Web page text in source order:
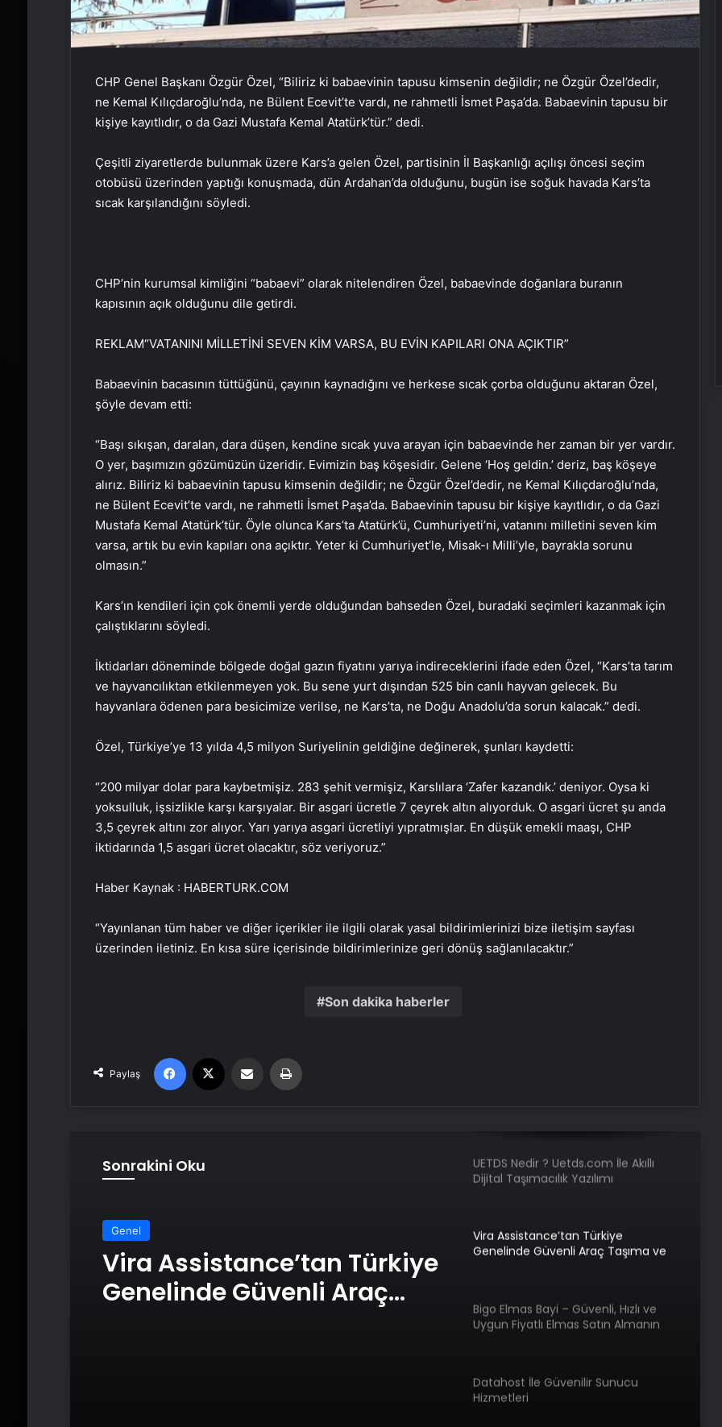
CHP Genel Başkanı Özgür Özel, “Biliriz ki babaevinin tapusu kimsenin değildir; ne Özgür Özel’dedir,
ne Kemal Kılıçdaroğlu’nda, ne Bülent Ecevit’te vardı, ne rahmetli İsmet Paşa’da. Babaevinin tapusu bir
kişiye kayıtlıdır, o da Gazi Mustafa Kemal Atatürk’tür.” dedi.
Çeşitli ziyaretlerde bulunmak üzere Kars’a gelen Özel, partisinin İl Başkanlığı açılışı öncesi seçim
otobüsü üzerinden yaptığı konuşmada, dün Ardahan’da olduğunu, bugün ise soğuk havada Kars’ta
sıcak karşılandığını söyledi.
CHP’nin kurumsal kimliğini “babaevi” olarak nitelendiren Özel, babaevinde doğanlara buranın
kapısının açık olduğunu dile getirdi.
REKLAM“VATANINI MİLLETİNİ SEVEN KİM VARSA, BU EVİN KAPILARI ONA AÇIKTIR”
Babaevinin bacasının tüttüğünü, çayının kaynadığını ve herkese sıcak çorba olduğunu aktaran Özel,
şöyle devam etti:
“Başı sıkışan, daralan, dara düşen, kendine sıcak yuva arayan için babaevinde her zaman bir yer vardır.
O yer, başımızın gözümüzün üzeridir. Evimizin baş köşesidir. Gelene ‘Hoş geldin.’ deriz, baş köşeye
alırız. Biliriz ki babaevinin tapusu kimsenin değildir; ne Özgür Özel’dedir, ne Kemal Kılıçdaroğlu’nda,
ne Bülent Ecevit’te vardı, ne rahmetli İsmet Paşa’da. Babaevinin tapusu bir kişiye kayıtlıdır, o da Gazi
Mustafa Kemal Atatürk’tür. Öyle olunca Kars’ta Atatürk’ü, Cumhuriyeti’ni, vatanını milletini seven kim
varsa, artık bu evin kapıları ona açıktır. Yeter ki Cumhuriyet’le, Misak-ı Milli’yle, bayrakla sorunu
olmasın.”
Kars’ın kendileri için çok önemli yerde olduğundan bahseden Özel, buradaki seçimleri kazanmak için
çalıştıklarını söyledi.
İktidarları döneminde bölgede doğal gazın fiyatını yarıya indireceklerini ifade eden Özel, “Kars’ta tarım
ve hayvancılıktan etkilenmeyen yok. Bu sene yurt dışından 525 bin canlı hayvan gelecek. Bu
hayvanlara ödenen para besicimize verilse, ne Kars’ta, ne Doğu Anadolu’da sorun kalacak.” dedi.
Özel, Türkiye’ye 13 yılda 4,5 milyon Suriyelinin geldiğine değinerek, şunları kaydetti:
“200 milyar dolar para kaybetmişiz. 283 şehit vermişiz, Karslılara ‘Zafer kazandık.’ deniyor. Oysa ki
yoksulluk, işsizlikle karşı karşıyalar. Bir asgari ücretle 7 çeyrek altın alıyorduk. O asgari ücret şu anda
3,5 çeyrek altını zor alıyor. Yarı yarıya asgari ücretliyi yıpratmışlar. En düşük emekli maaşı, CHP
iktidarında 1,5 asgari ücret olacaktır, söz veriyoruz.”
Haber Kaynak : HABERTURK.COM
“Yayınlanan tüm haber ve diğer içerikler ile ilgili olarak yasal bildirimlerinizi bize iletişim sayfası
üzerinden iletiniz. En kısa süre içerisinde bildirimlerinize geri dönüş sağlanılacaktır.”
Son dakika haberler
Paylaş
Facebook Email'den paylaş
Sonrakini Oku
Genel
Vira Assistance’tan Türkiye
Genelinde Güvenli Araç
Galatasaray’a tebrik
16 Mayıs’ta İstanbul’da nükleer
zirvesi! İran, Avrupalı yetkililerle bir
araya gelecek
Maltepe metro istasyonunda
reklam panosunu kadının üzerine
UETDS Nedir ? Uetds.com İle Akıllı
Dijital Taşımacılık Yazılımı
Vira Assistance’tan Türkiye
Genelinde Güvenli Araç Taşıma ve
Bigo Elmas Bayi – Güvenli, Hızlı ve
Uygun Fiyatlı Elmas Satın Almanın
Datahost İle Güvenilir Sunucu
Hizmetleri